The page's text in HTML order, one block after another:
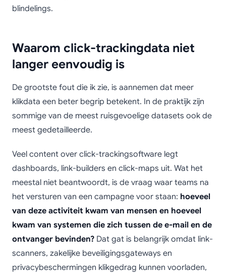
blindelings.
Waarom click-trackingdata niet
langer eenvoudig is
De grootste fout die ik zie, is aannemen dat meer
klikdata een beter begrip betekent. In de praktijk zijn
sommige van de meest ruisgevoelige datasets ook de
meest gedetailleerde.
Veel content over click-trackingsoftware legt
dashboards, link-builders en click-maps uit. Wat het
meestal niet beantwoordt, is de vraag waar teams na
het versturen van een campagne voor staan: hoeveel
van deze activiteit kwam van mensen en hoeveel
kwam van systemen die zich tussen de e-mail en de
ontvanger bevinden? Dat gat is belangrijk omdat link-
scanners, zakelijke beveiligingsgateways en
privacybeschermingen klikgedrag kunnen voorladen,